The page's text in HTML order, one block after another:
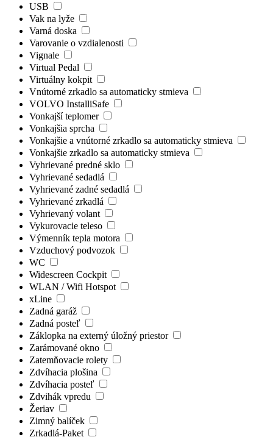
USB
Vak na lyže
Varná doska
Varovanie o vzdialenosti
Vignale
Virtual Pedal
Virtuálny kokpit
Vnútorné zrkadlo sa automaticky stmieva
VOLVO InstalliSafe
Vonkajší teplomer
Vonkajšia sprcha
Vonkajšie a vnútorné zrkadlo sa automaticky stmieva
Vonkajšie zrkadlo sa automaticky stmieva
Vyhrievané predné sklo
Vyhrievané sedadlá
Vyhrievané zadné sedadlá
Vyhrievané zrkadlá
Vyhrievaný volant
Vykurovacie teleso
Výmenník tepla motora
Vzduchový podvozok
WC
Widescreen Cockpit
WLAN / Wifi Hotspot
xLine
Zadná garáž
Zadná posteľ
Záklopka na externý úložný priestor
Zarámované okno
Zatemňovacie rolety
Zdvíhacia plošina
Zdvíhacia posteľ
Zdvihák vpredu
Žeriav
Zimný balíček
Zrkadlá-Paket